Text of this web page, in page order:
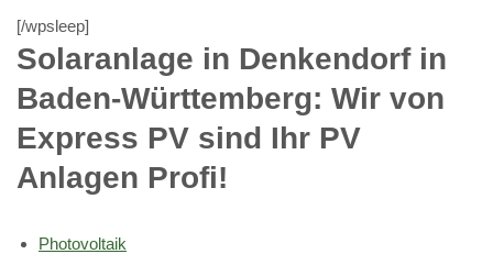
[/wpsleep]
Solaranlage in Denkendorf in
Baden-Württemberg: Wir von
Express PV sind Ihr PV
Anlagen Profi!
Photovoltaik